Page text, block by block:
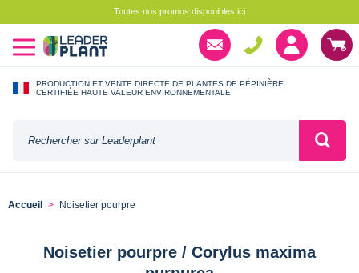
Toutes nos promos disponibles ici
PRODUCTION ET VENTE DIRECTE DE PLANTES DE PÉPINIÈRE
CERTIFIÉE HAUTE VALEUR ENVIRONNEMENTALE
Accueil Noisetier pourpre
Noisetier pourpre / Corylus maxima